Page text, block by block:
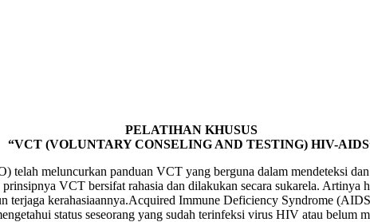
PELATIHAN KHUSUS
“VCT (VOLUNTARY CONSELING AND TESTING) HIV-
meluncurkan panduan VCT yang berguna dalam mendeteksi
VCT bersifat rahasia dan dilakukan secara sukarela. Artinya
kerahasiaannya.Acquired Immune Deficiency Syndrome
status seseorang yang sudah terinfeksi virus HIV atau belum